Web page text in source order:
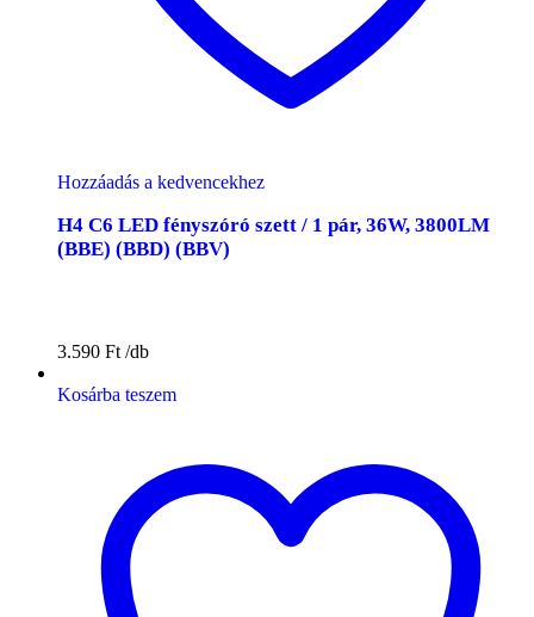
Hozzáadás a kedvencekhez
H4 C6 LED fényszóró szett / 1 pár, 36W, 3800LM
(BBE) (BBD) (BBV)
3.590 Ft
Kosárba teszem